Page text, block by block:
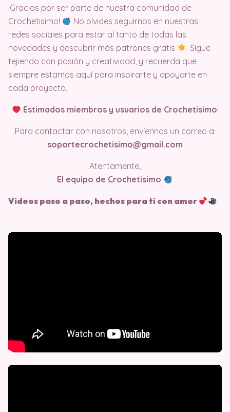
¡Gracias por ser parte de nuestra comunidad de
Crochetisimo!
No olvides seguirnos en nuestras
redes sociales para estar al tanto de todas las
novedades y descubrir más patrones gratis
. Sigue
tejiendo con pasión y creatividad, y recuerda que
siempre estamos aquí para inspirarte y apoyarte en
cada proyecto.
Estimados miembros y usuarios de Crochetisimo!
Para contactar con nosotros, envíennos un correo a:
soportecrochetisimo@gmail.com
Atentamente,
El equipo de Crochetisimo
Videos paso a paso, hechos para ti con amor